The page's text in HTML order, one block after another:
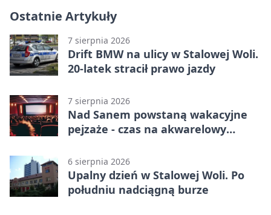
Ostatnie Artykuły
7 sierpnia 2026
Drift BMW na ulicy w Stalowej Woli.
20-latek stracił prawo jazdy
7 sierpnia 2026
Nad Sanem powstaną wakacyjne
pejzaże - czas na akwarelowy
6 sierpnia 2026
Upalny dzień w Stalowej Woli. Po
południu nadciągną burze